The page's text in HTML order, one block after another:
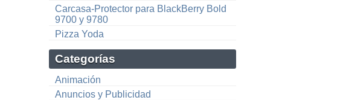
Carcasa-Protector para BlackBerry Bold
9700 y 9780
Pizza Yoda
Categorías
Animación
Anuncios y Publicidad